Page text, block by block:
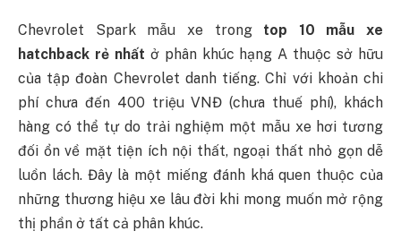
Chevrolet Spark mẫu xe trong top 10 mẫu xe
hatchback rẻ nhất ở phân khúc hạng A thuộc sở hữu
của tập đoàn Chevrolet danh tiếng. Chỉ với khoản chi
phí chưa đến 400 triệu VNĐ (chưa thuế phí), khách
hàng có thể tự do trải nghiệm một mẫu xe hơi tương
đối ổn về mặt tiện ích nội thất, ngoại thất nhỏ gọn dễ
luồn lách. Đây là một miếng đánh khá quen thuộc của
những thương hiệu xe lâu đời khi mong muốn mở rộng
thị phần ở tất cả phân khúc.